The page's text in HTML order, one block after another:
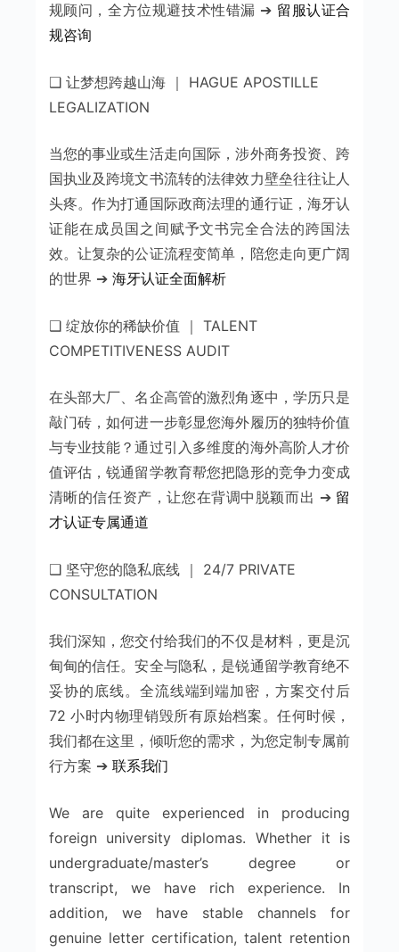
规顾问，全方位规避技术性错漏 ➔ 留服认证合
规咨询
❑ 让梦想跨越山海 ｜ HAGUE APOSTILLE
LEGALIZATION
当您的事业或生活走向国际，涉外商务投资、跨
国执业及跨境文书流转的法律效力壁垒往往让人
头疼。作为打通国际政商法理的通行证，海牙认
证能在成员国之间赋予文书完全合法的跨国法
效。让复杂的公证流程变简单，陪您走向更广阔
的世界 ➔ 海牙认证全面解析
❑ 绽放你的稀缺价值 ｜ TALENT
COMPETITIVENESS AUDIT
在头部大厂、名企高管的激烈角逐中，学历只是
敲门砖，如何进一步彰显您海外履历的独特价值
与专业技能？通过引入多维度的海外高阶人才价
值评估，锐通留学教育帮您把隐形的竞争力变成
清晰的信任资产，让您在背调中脱颖而出 ➔ 留
才认证专属通道
❑ 坚守您的隐私底线 ｜ 24/7 PRIVATE
CONSULTATION
我们深知，您交付给我们的不仅是材料，更是沉
甸甸的信任。安全与隐私，是锐通留学教育绝不
妥协的底线。全流线端到端加密，方案交付后
72 小时内物理销毁所有原始档案。任何时候，
我们都在这里，倾听您的需求，为您定制专属前
行方案 ➔ 联系我们
We are quite experienced in producing
foreign university diplomas. Whether it is
undergraduate/master’s degree or
transcript, we have rich experience. In
addition, we have stable channels for
genuine letter certification, talent retention